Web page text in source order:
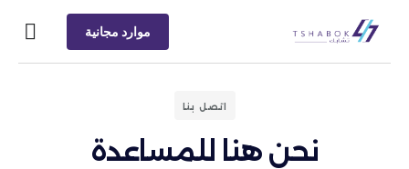
موارد مجانية
اتصل بنا
نحن هنا للمساعدة